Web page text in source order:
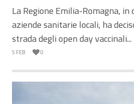
La Regione Emilia-Romagna,
aziende sanitarie locali, ha
strada degli open day vaccinali...
5 FEB 0